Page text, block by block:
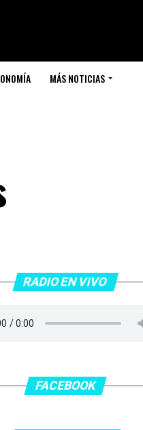
MÁS NOTICIAS
RADIO EN VIVO
FACEBOOK